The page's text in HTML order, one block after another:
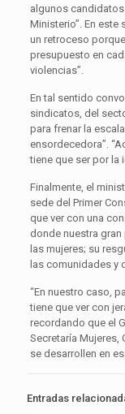
algunos candidatos
Ministerio”. En este
un retroceso
presupuesto en
violencias”.
En tal sentido
sindicatos, del
para frenar la
ensordecedora”.
tiene que ser por la
Finalmente, el
sede del Primer
que ver con una
donde nuestra
las mujeres; su
las comunidades y
“En nuestro caso,
tiene que ver con
recordando que el
Secretaría Mujeres,
se desarrollen en
Entradas